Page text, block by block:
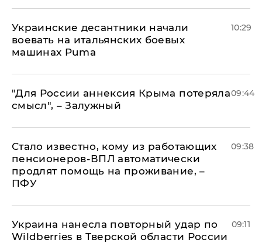
Украинские десантники начали
воевать на итальянских боевых
машинах Puma
10:29
"Для России аннексия Крыма потеряла
смысл", – Залужный
09:44
Стало известно, кому из работающих
пенсионеров-ВПЛ автоматически
продлят помощь на проживание, –
ПФУ
09:38
Украина нанесла повторный удар по
Wildberries в Тверской области России
09:11